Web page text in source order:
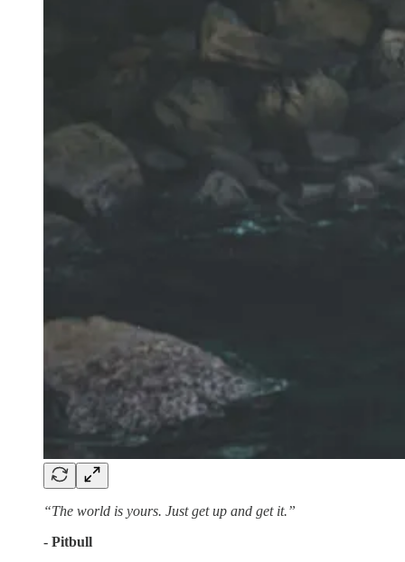
“The world is yours. Just get up and get it.”
- Pitbull